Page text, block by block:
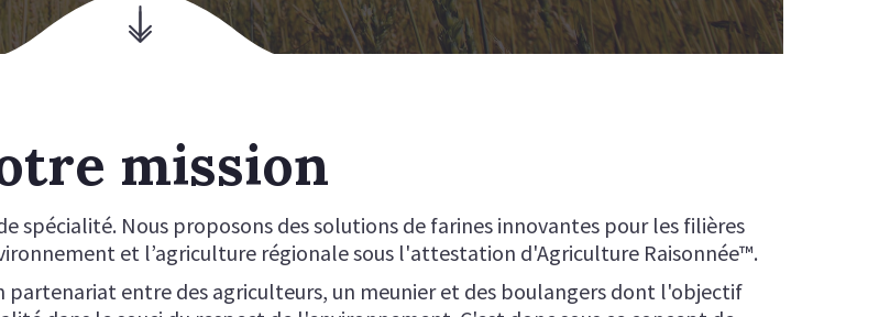
+ FARINE SOULANGES
OO FARINE VIENNOISERIERecherche et Développement
日本語
中文 (中国)
mission
spécialité. Nous proposons des solutions de farines innovantes pour les filières
et l’agriculture régionale sous l'attestation d'Agriculture Raisonnée™.
partenariat entre des agriculteurs, un meunier et des boulangers dont l'objectif